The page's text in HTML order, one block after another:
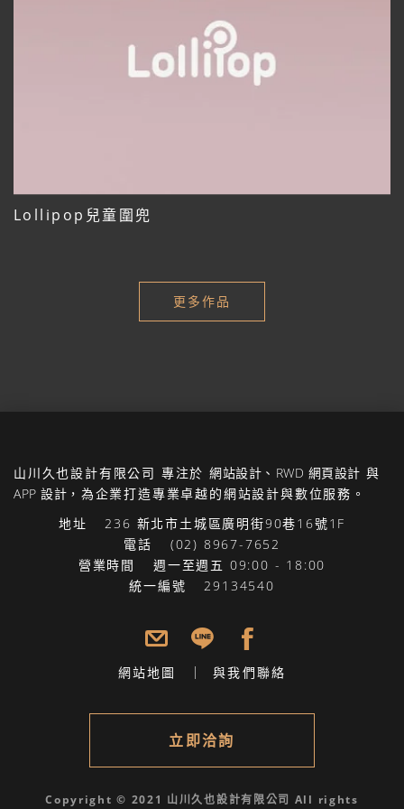
Lollipop兒童圍兜
更多作品
山川久也設計有限公司 專注於網站設計 、 RWD 網頁設計 與
APP 設計 ，為企業打造專業卓越的網站設計與數位服務。
地址
236 新北市土城區廣明街90巷16號1F
電話
(02) 8967-7652
營業時間
週一至週五 09:00 - 18:00
統一編號
29134540
網站地圖 與我們聯絡
立即洽詢
Copyright © 2021 山川久也設計有限公司 All rights